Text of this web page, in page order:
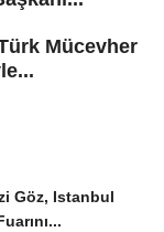
Mücevher
Göz, Istanbul